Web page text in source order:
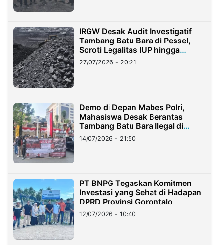
IRGW Desak Audit Investigatif
Tambang Batu Bara di Pessel,
Soroti Legalitas IUP hingga
Stockpile
27/07/2026 - 20:21
Demo di Depan Mabes Polri,
Mahasiswa Desak Berantas
Tambang Batu Bara Ilegal di
Lampung
14/07/2026 - 21:50
PT BNPG Tegaskan Komitmen
Investasi yang Sehat di Hadapan
DPRD Provinsi Gorontalo
12/07/2026 - 10:40